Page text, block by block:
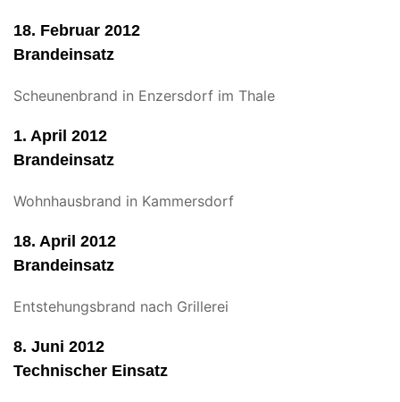
18. Februar 2012
Brandeinsatz
Scheunenbrand in Enzersdorf im Thale
1. April 2012
Brandeinsatz
Wohnhausbrand in Kammersdorf
18. April 2012
Brandeinsatz
Entstehungsbrand nach Grillerei
8. Juni 2012
Technischer Einsatz